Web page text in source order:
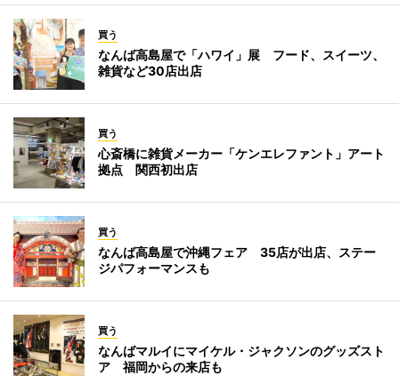
買う
なんば高島屋で「ハワイ」展 フード、スイーツ、
雑貨など30店出店
買う
心斎橋に雑貨メーカー「ケンエレファント」アート
拠点 関西初出店
買う
なんば高島屋で沖縄フェア 35店が出店、ステー
ジパフォーマンスも
買う
なんばマルイにマイケル・ジャクソンのグッズスト
ア 福岡からの来店も